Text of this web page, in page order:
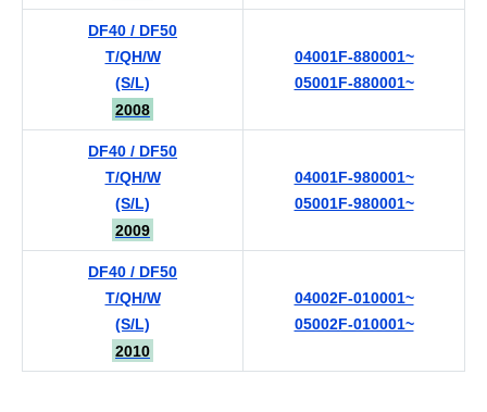
DF40 / DF50
T/QH/W
(S/L)
2008
04001F-880001~
05001F-880001~
DF40 / DF50
T/QH/W
(S/L)
2009
04001F-980001~
05001F-980001~
DF40 / DF50
T/QH/W
(S/L)
2010
04002F-010001~
05002F-010001~